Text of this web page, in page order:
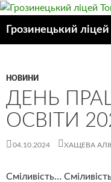
НОВИНИ
ДЕНЬ
ОСВІТИ
04.10.2024 ХАЩЕВА
Сміливість…